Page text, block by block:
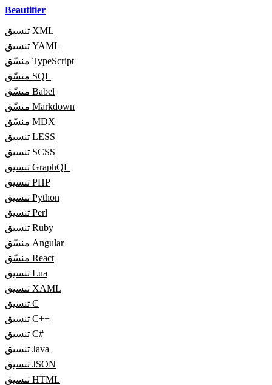
Beautifier
تنسيق XML
تنسيق YAML
منسّق TypeScript
منسّق SQL
منسّق Babel
منسّق Markdown
منسّق MDX
تنسيق LESS
تنسيق SCSS
تنسيق GraphQL
تنسيق PHP
تنسيق Python
تنسيق Perl
تنسيق Ruby
منسّق Angular
منسّق React
تنسيق Lua
تنسيق XAML
تنسيق C
تنسيق C++
تنسيق C#
تنسيق Java
تنسيق JSON
تنسيق HTML